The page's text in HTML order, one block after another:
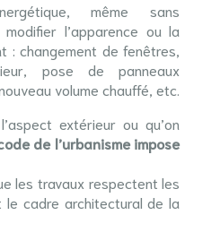
même sans
l’apparence ou la
: changement de fenêtres,
pose de panneaux
volume chauffé, etc.
extérieur ou qu’on
de l’urbanisme impose
les travaux respectent les
le cadre architectural de la